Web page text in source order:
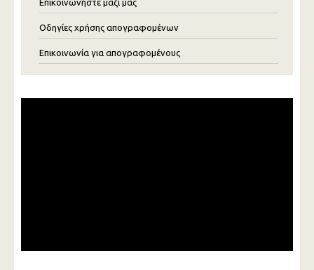
Επικοινωνήστε μαζί μας
Οδηγίες χρήσης απογραφομένων
Επικοινωνία για απογραφομένους